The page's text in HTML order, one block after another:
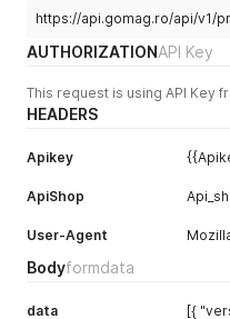
https://api.gomag.ro/api/v1/
AUTHORIZATIONAPI Key
This request is using API Key
HEADERS
Apikey
ApiShop
User-Agent
Bodyformdata
data
[{